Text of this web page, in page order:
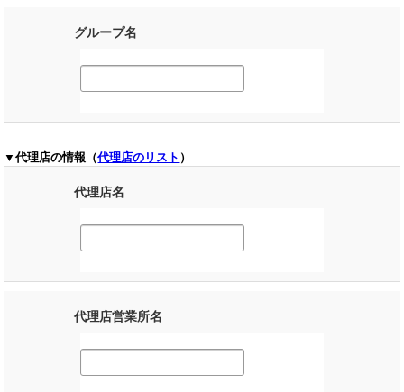
グループ名
▼代理店の情報（代理店のリスト ）
代理店名
代理店営業所名